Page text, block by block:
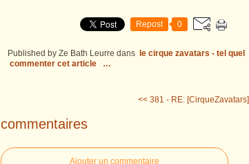
Repost 0
Published by Ze Bath Leurre dans
le cirque zavatars - tel quel
commenter cet article
…
<< 381 - RE: [CirqueZavatars]
commentaires
Ajouter un commentaire